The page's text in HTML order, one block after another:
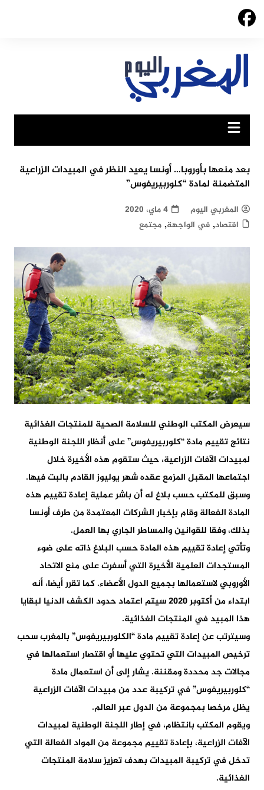
Skip
بعد منعها بأوروبا… أونسا يعيد النظر في المبيدات الزراعية
المتضمنة لمادة “كلوربيريفوس”
المغربي اليوم
4 ماي، 2020
اقتصاد, في الواجهة, مجتمع
سيعرض المكتب الوطني للسلامة الصحية للمنتجات الغذائية
نتائج تقييم مادة “كلوربيريفوس” على أنظار اللجنة الوطنية
لمبيدات الآفات الزراعية، حيث ستقوم هذه الأخيرة خلال
اجتماعها المقبل المزمع عقده شهر يوليوز القادم بالبت فيها.
وسبق للمكتب حسب بلاغ له أن باشر عملية إعادة تقييم هذه
المادة الفعالة وقام بإخبار الشركات المعتمدة من طرف أونسا
بذلك، وفقا للقوانين والمساطر الجاري بها العمل.
وتأتي إعادة تقييم هذه المادة حسب البلاغ ذاته على ضوء
المستجدات العلمية الأخيرة التي أسفرت على منع الاتحاد
الأوروبي لاستعمالها بجميع الدول الأعضاء. كما تقرر أيضا، أنه
ابتداء من أكتوبر 2020 سيتم اعتماد حدود الكشف الدنيا لبقايا
هذا المبيد في المنتجات الغذائية.
وسيترتب عن إعادة تقييم مادة “الكلوربيريفوس” بالمغرب سحب
ترخيص المبيدات التي تحتوي عليها أو اقتصار استعمالها في
مجالات جد محددة ومقننة. يشار إلى أن استعمال مادة
“كلوربيريفوس” في تركيبة عدد من مبيدات الآفات الزراعية
يظل مرخصا بمجموعة من الدول عبر العالم.
ويقوم المكتب بانتظام، في إطار اللجنة الوطنية لمبيدات
الآفات الزراعية، بإعادة تقييم مجموعة من المواد الفعالة التي
تدخل في تركيبة المبيدات بهدف تعزيز سلامة المنتجات
الغذائية.